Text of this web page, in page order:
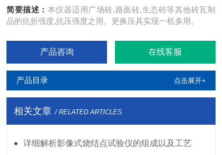
简要描述： 本仪器适用广场砖,路面砖,生态砖等其他砖瓦制
品的抗折强度,抗压强度之用。更换压具实现一机多用。
产品咨询 在线客服
产品目录 点击展开+
相关文章 / RELATED ARTICLES
详细解析影像式烧结点试验仪的组成以及工艺